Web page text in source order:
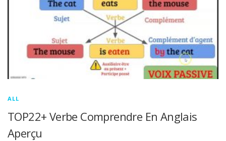
ALL
TOP22+ Verbe Comprendre En Anglais
Aperçu